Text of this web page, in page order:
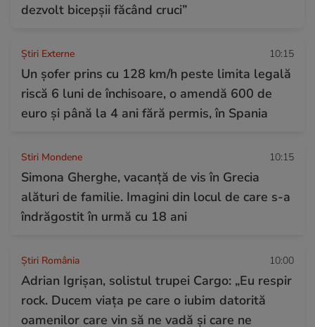
dezvolt bicepșii făcând cruci”
Știri Externe 10:15
Un șofer prins cu 128 km/h peste limita legală
riscă 6 luni de închisoare, o amendă 600 de
euro și până la 4 ani fără permis, în Spania
Stiri Mondene 10:15
Simona Gherghe, vacanță de vis în Grecia
alături de familie. Imagini din locul de care s-a
îndrăgostit în urmă cu 18 ani
Știri România 10:00
Adrian Igrișan, solistul trupei Cargo: „Eu respir
rock. Ducem viața pe care o iubim datorită
oamenilor care vin să ne vadă și care ne